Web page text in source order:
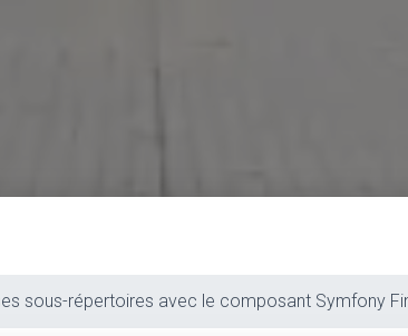
sous-répertoires avec le composant Symfony